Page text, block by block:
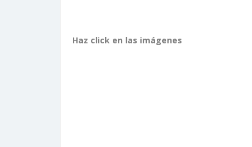
Haz click en las imágenes